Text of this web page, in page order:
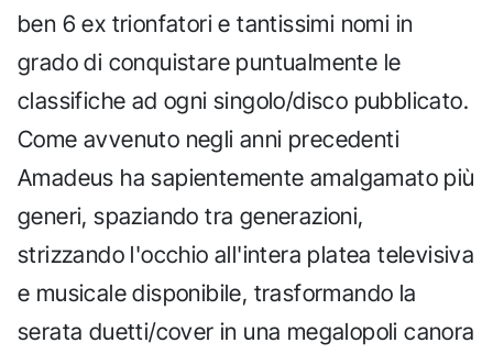
ben 6 ex trionfatori e tantissimi nomi in
grado di conquistare puntualmente le
classifiche ad ogni singolo/disco pubblicato.
Come avvenuto negli anni precedenti
Amadeus ha sapientemente amalgamato più
generi, spaziando tra generazioni,
strizzando l'occhio all'intera platea televisiva
e musicale disponibile, trasformando la
serata duetti/cover in una megalopoli canora